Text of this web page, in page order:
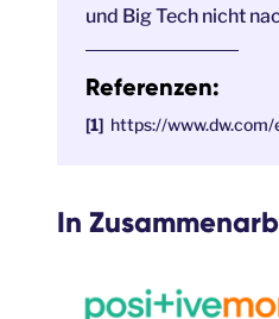
und Big Tech nicht
Referenzen:
https://
In